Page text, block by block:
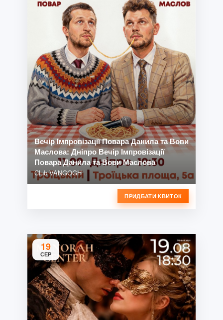
Вечір Імпровізації Повара Данила та Вови
Маслова: Дніпро Вечір Імпровізації
Повара Данила та Вови Маслова
Club VANGOGH
ПРИДБАТИ КВИТОК
19
СЕР